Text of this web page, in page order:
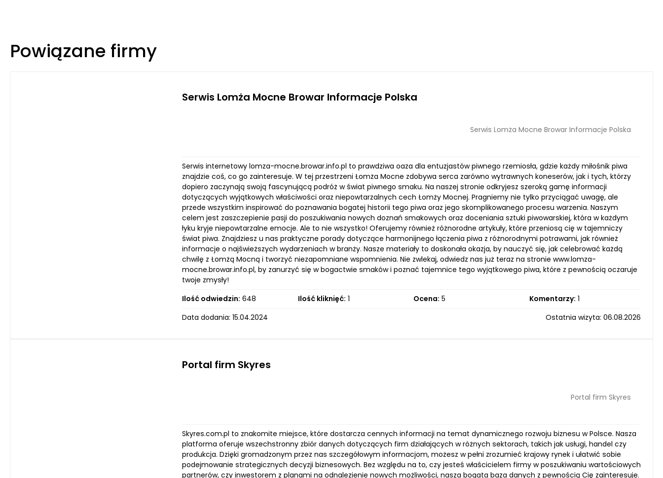
Powiązane firmy
Serwis Lomża Mocne Browar Informacje Polska
Serwis Lomża Mocne Browar Informacje Polska
Serwis internetowy lomza-mocne.browar.info.pl to prawdziwa oaza dla entuzjastów piwnego rzemiosła, gdzie każdy miłośnik piwa
znajdzie coś, co go zainteresuje. W tej przestrzeni Łomża Mocne zdobywa serca zarówno wytrawnych koneserów, jak i tych, którzy
dopiero zaczynają swoją fascynującą podróż w świat piwnego smaku. Na naszej stronie odkryjesz szeroką gamę informacji
dotyczących wyjątkowych właściwości oraz niepowtarzalnych cech Łomży Mocnej. Pragniemy nie tylko przyciągać uwagę, ale
przede wszystkim inspirować do poznawania bogatej historii tego piwa oraz jego skomplikowanego procesu warzenia. Naszym
celem jest zaszczepienie pasji do poszukiwania nowych doznań smakowych oraz doceniania sztuki piwowarskiej, która w każdym
łyku kryje niepowtarzalne emocje. Ale to nie wszystko! Oferujemy również różnorodne artykuły, które przeniosą cię w tajemniczy
świat piwa. Znajdziesz u nas praktyczne porady dotyczące harmonijnego łączenia piwa z różnorodnymi potrawami, jak również
informacje o najświeższych wydarzeniach w branży. Nasze materiały to doskonała okazja, by nauczyć się, jak celebrować każdą
chwilę z Łomżą Mocną i tworzyć niezapomniane wspomnienia. Nie zwlekaj, odwiedz nas już teraz na stronie www.lomza-
mocne.browar.info.pl, by zanurzyć się w bogactwie smaków i poznać tajemnice tego wyjątkowego piwa, które z pewnością oczaruje
twoje zmysły!
Ilość odwiedzin: 648 Ilość kliknięć: 1 Ocena: 5 Komentarzy: 1
Data dodania: 15.04.2024
Ostatnia wizyta: 06.08.2026
Portal firm Skyres
Portal firm Skyres
Skyres.com.pl to znakomite miejsce, które dostarcza cennych informacji na temat dynamicznego rozwoju biznesu w Polsce. Nasza
platforma oferuje wszechstronny zbiór danych dotyczących firm działających w różnych sektorach, takich jak usługi, handel czy
produkcja. Dzięki gromadzonym przez nas szczegółowym informacjom, możesz w pełni zrozumieć krajowy rynek i ułatwić sobie
podejmowanie strategicznych decyzji biznesowych. Bez względu na to, czy jesteś właścicielem firmy w poszukiwaniu wartościowych
partnerów, czy inwestorem z planami na odnalezienie nowych możliwości, nasza bogata baza danych z pewnością Cię zainteresuje.